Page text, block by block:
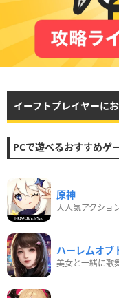
イーフトプレイヤーにお
PCで遊べるおすすめゲ
原神
大人気アクショ
ハーレムオブ
美女と一緒に歌